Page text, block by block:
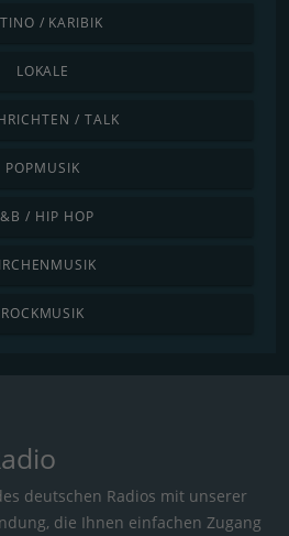
/ KARIBIK
LOKALE
/ TALK
POPMUSIK
/ HIP HOP
ROCKMUSIK
deutschen Radios mit unserer
die Ihnen einfachen Zugang